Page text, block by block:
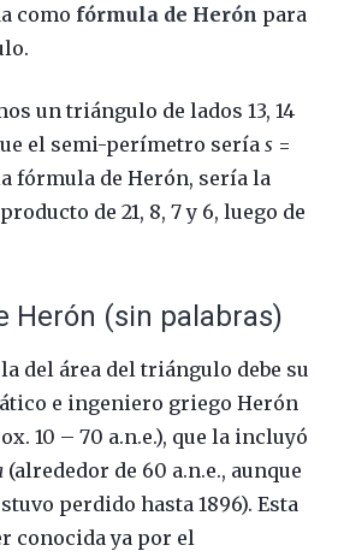
como fórmula de Herón para
un triángulo de lados 13, 14
el semi-perímetro sería s =
fórmula de Herón, sería la
de 21, 8, 7 y 6, luego de
Herón (sin palabras)
del área del triángulo debe su
e ingeniero griego Herón
10 – 70 a.n.e.), que la incluyó
(alrededor de 60 a.n.e., aunque
perdido hasta 1896). Esta
conocida ya por el